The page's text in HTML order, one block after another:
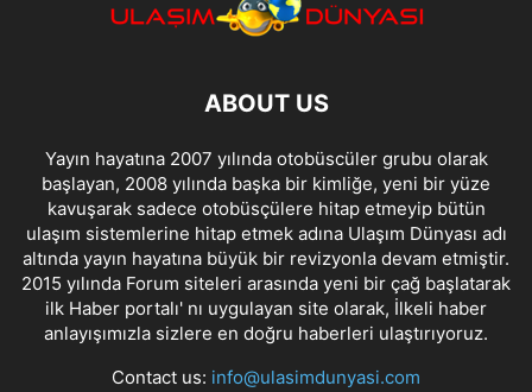
ABOUT US
Yayın hayatına 2007 yılında otobüscüler grubu olarak
başlayan, 2008 yılında başka bir kimliğe, yeni bir yüze
kavuşarak sadece otobüsçülere hitap etmeyip bütün
ulaşım sistemlerine hitap etmek adına Ulaşım Dünyası adı
altında yayın hayatına büyük bir revizyonla devam etmiştir.
2015 yılında Forum siteleri arasında yeni bir çağ başlatarak
ilk Haber portalı' nı uygulayan site olarak, İlkeli haber
anlayışımızla sizlere en doğru haberleri ulaştırıyoruz.
Contact us: info@ulasimdunyasi.com